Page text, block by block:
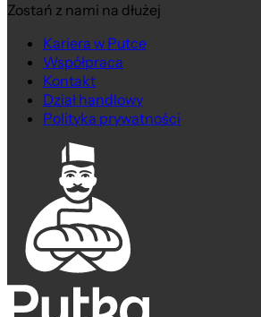
Zostań z nami na dłużej
Kariera w Putce
Współpraca
Kontakt
Dział handlowy
Polityka prywatności